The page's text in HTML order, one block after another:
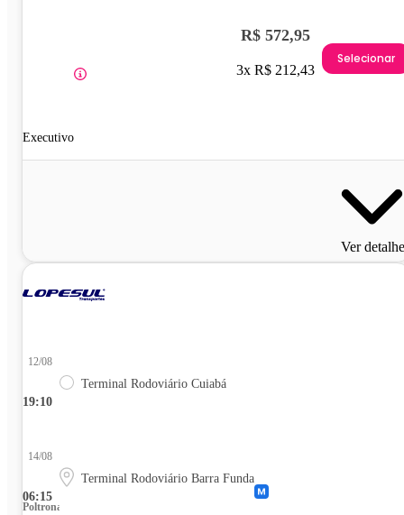
Executivo
R$ 572,95
3x R$ 212,43
Selecionar
Ver
19:10
12/08
Terminal Rodoviário Cuiabá
06:15
14/08
Terminal Rodoviário Barra Funda
Poltrona